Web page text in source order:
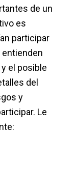
de un
es
participar
entienden
el posible
del
y
Le